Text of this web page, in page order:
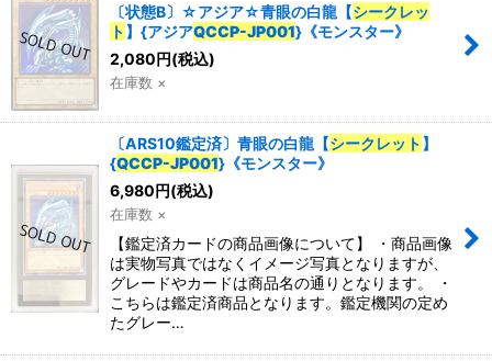
〔状態B〕☆アジア☆青眼の白龍【シークレッ
ト】{アジアQCCP-JP001}《モンスター》
2,080円(税込)
在庫数 ×
〔ARS10鑑定済〕青眼の白龍【シークレット】
{QCCP-JP001}《モンスター》
6,980円(税込)
在庫数 ×
【鑑定済カードの商品画像について】 ・商品画像
は実物写真ではなくイメージ写真となりますが、
グレードやカードは商品名の通りとなります。 ・
こちらは鑑定済商品となります。鑑定機関の定め
たグレー…